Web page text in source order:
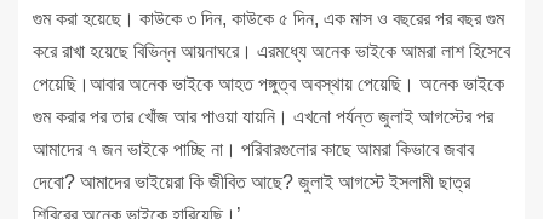
গুম করা হয়েছে। কাউকে ৩ দিন, কাউকে ৫ দিন, এক মাস ও বছরের পর বছর গুম
করে রাখা হয়েছে বিভিন্ন আয়নাঘরে। এরমধ্যে অনেক ভাইকে আমরা লাশ হিসেবে
পেয়েছি।আবার অনেক ভাইকে আহত পঙ্গুত্ব অবস্থায় পেয়েছি। অনেক ভাইকে
গুম করার পর তার খোঁজ আর পাওয়া যায়নি। এখনো পর্যন্ত জুলাই আগস্টের পর
আমাদের ৭ জন ভাইকে পাচ্ছি না। পরিবারগুলোর কাছে আমরা কিভাবে জবাব
দেবো? আমাদের ভাইয়েরা কি জীবিত আছে? জুলাই আগস্টে ইসলামী ছাত্র
শিবিরের অনেক ভাইকে হারিয়েছি।’